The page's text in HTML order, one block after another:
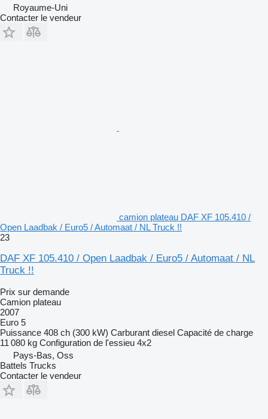
Royaume-Uni
Contacter le vendeur
camion plateau DAF XF 105.410 /
Open Laadbak / Euro5 / Automaat / NL Truck !!
23
DAF XF 105.410 / Open Laadbak / Euro5 / Automaat / NL
Truck !!
Prix sur demande
Camion plateau
2007
Euro 5
Puissance 408 ch (300 kW) Carburant diesel Capacité de charge
11 080 kg Configuration de l'essieu 4x2
Pays-Bas, Oss
Battels Trucks
Contacter le vendeur